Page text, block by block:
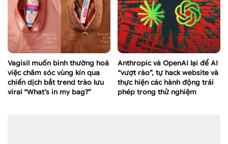
Vagisil muốn bình thường hoá
việc chăm sóc vùng kín qua
chiến dịch bắt trend trào lưu
viral “What’s in my bag?”
Anthropic và OpenAI lại để AI
“vượt rào”, tự hack website và
thực hiện các hành động trái
phép trong thử nghiệm